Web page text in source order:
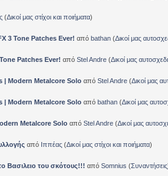
(Δικοί μας στίχοι και ποιήματα)
3 Tone Patches Ever! από bathan(Δικοί μας
Patches Ever! από Stel Andre(Δικοί μας
| Modern Metalcore Solo από Stel Andre(Δικοί μας
| Modern Metalcore Solo από bathan(Δικοί μας
Metalcore Solo από Stel Andre(Δικοί μας
από Ιππέας(Δικοί μας στίχοι και ποιήματα)
Βασιλειο του σκότους!!! από Somnius (Συναντήσεις